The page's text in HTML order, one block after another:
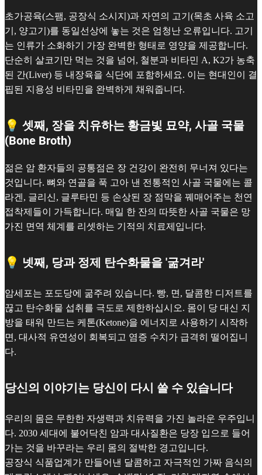
초가공육(스팸, 공장식 소시지)과 자연의 고기(목초 사육 소고
기, 양고기)를 동일선상에 놓는 것은 엄청난 오류입니다. 고기
는 인류가 소화하기 가장 완벽한 형태로 영양을 제공합니다.
단순히 살코기만 먹는 것을 넘어, 철분과 비타민 A, K2가 농축
된 간(Liver) 등 내장육을 식단에 포함하세요. 이는 현대인이 결
핍된 지용성 비타민을 완벽하게 채워줍니다.
💡 셋째, 장을 치유하는 황금빛 묘약, 사골 국물
(Bone Broth)
젊은 암 환자들의 공통점은 장 건강이 완전히 무너져 있다는
것입니다. 뼈와 연골을 푹 고아 낸 전통적인 사골 국물에는 콜
라겐, 글리신, 글루타민 등 손상된 장 점막을 꿰매어주는 천연
접착제들이 가득합니다. 매일 한 잔의 따뜻한 사골 국물은 망
가진 면역 체계를 리셋하는 기적의 치료제입니다.
💡 넷째, 당과 정제 탄수화물을 '굶겨라'
암세포는 포도당에 굶주려 있습니다. 빵, 면, 달콤한 디저트를
끊고 탄수화물 섭취를 극도로 제한하십시오. 몸이 당 대신 지
방을 태워 만드는 케톤(Ketone)을 에너지로 사용하기 시작하
면, 대사적 유연성이 회복되고 염증 수치가 급격히 떨어집니
다.
당신의 이야기는 당신이 다시 쓸 수 있습니다
우리의 몸은 무한한 자생력과 치유력을 가진 놀라운 우주입니
다. 2030 세대에 불어닥친 암과 대사질환은 당장 입으로 들어
가는 것을 바꾸라는 우리 몸의 절박한 경고입니다.
공장식 식품업계가 만들어낸 달콤하고 자극적인 가짜 음식의